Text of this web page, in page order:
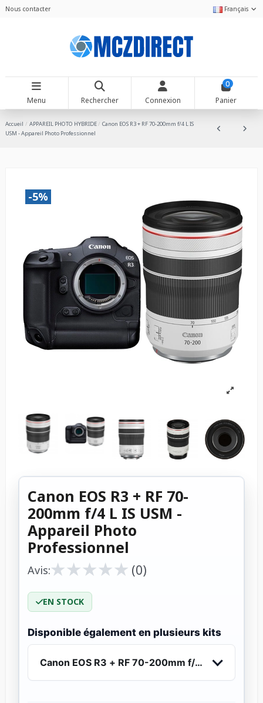
Nous contacter Français
Menu Rechercher Connexion
0
Panier
Accueil APPAREIL PHOTO HYBRIDE
Canon EOS R3 + RF 70-200mm f/4 L IS
USM - Appareil Photo Professionnel
-5%
Canon EOS R3 + RF 70-
200mm f/4 L IS USM -
Appareil Photo
Professionnel
Avis:★
★★
★★
★★
★★
★ (0)
EN STOCK
Disponible également en plusieurs kits
Canon EOS R3 + RF 70-200mm f/4 L IS USM -